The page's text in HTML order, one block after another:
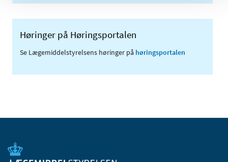
Høringer på Høringsportalen
Se Lægemiddelstyrelsens høringer på høringsportalen